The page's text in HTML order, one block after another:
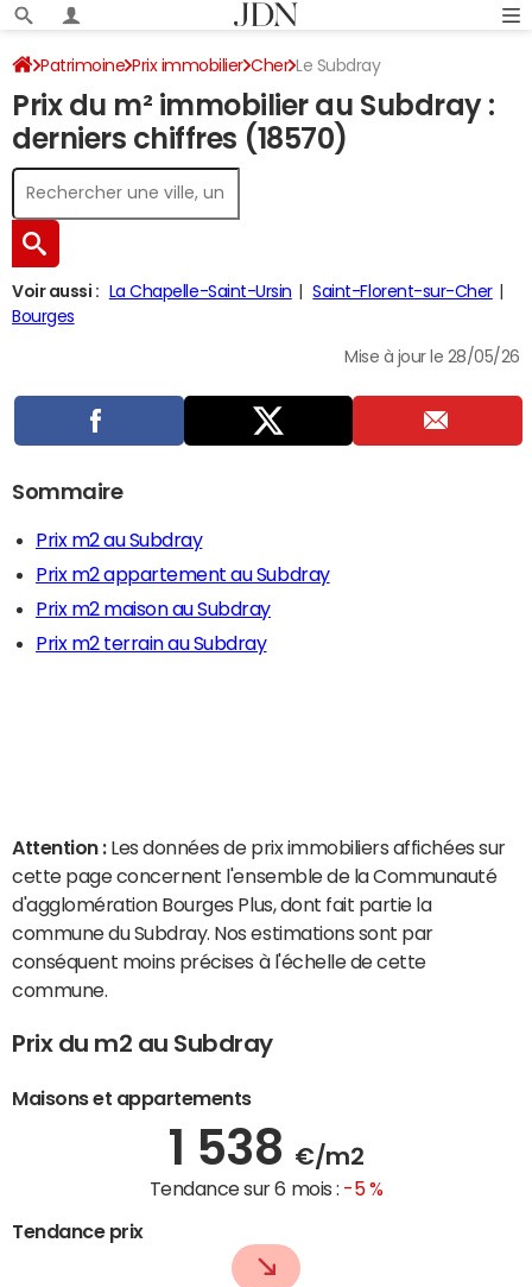
Patrimoine Prix immobilier Cher Le Subdray
Prix du m² immobilier au Subdray :
derniers chiffres (18570)
Voir aussi : La Chapelle-Saint-Ursin
Saint-Florent-sur-Cher
Bourges
Mise à jour le 28/05/26
Sommaire
Prix m2 au Subdray
Prix m2 appartement au Subdray
Prix m2 maison au Subdray
Prix m2 terrain au Subdray
Attention : Les données de prix immobiliers affichées sur
cette page concernent l'ensemble de la Communauté
d'agglomération Bourges Plus, dont fait partie la
commune du Subdray. Nos estimations sont par
conséquent moins précises à l'échelle de cette
commune.
Prix du m2 au Subdray
Maisons et appartements
1 538 €/m2
Tendance sur 6 mois : -5 %
Tendance prix